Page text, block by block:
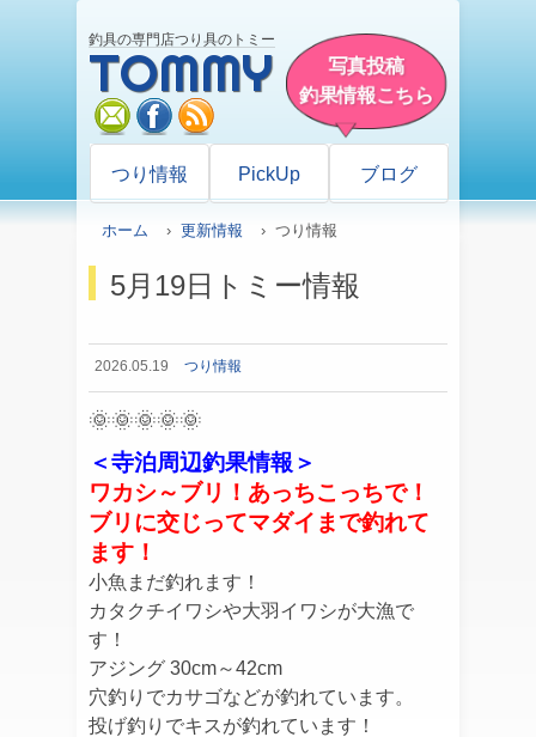
釣具の専門店つり具のトミー
TOMMY
mail facebook
写真投稿
釣果情報こちら
つり情報 PickUp ブログ
ホーム › 更新情報 › つり情報
5月19日トミー情報
2026.05.19 つり情報
🌞🌞🌞🌞🌞
＜寺泊周辺釣果情報＞
ワカシ～ブリ！あっちこっちで！
ブリに交じってマダイまで釣れて
ます！
小魚まだ釣れます！
カタクチイワシや大羽イワシが大漁で
す！
アジング 30cm～42cm
穴釣りでカサゴなどが釣れています。
投げ釣りでキスが釣れています！